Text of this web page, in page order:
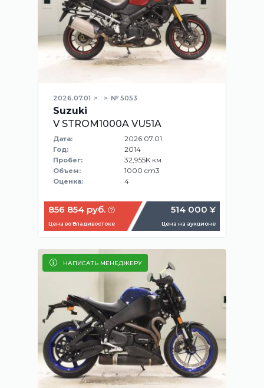
2026.07.01 № 5053
Suzuki
V STROM1000A VU51A
Дата: 2026.07.01
Год: 2014
Пробег: 32,955K км
Объем: 1000 cm3
Оценка: 4
856 854 руб.
Цена во Владивостоке
514 000 ¥
Цена на аукционе
НАПИСАТЬ МЕНЕДЖЕРУ